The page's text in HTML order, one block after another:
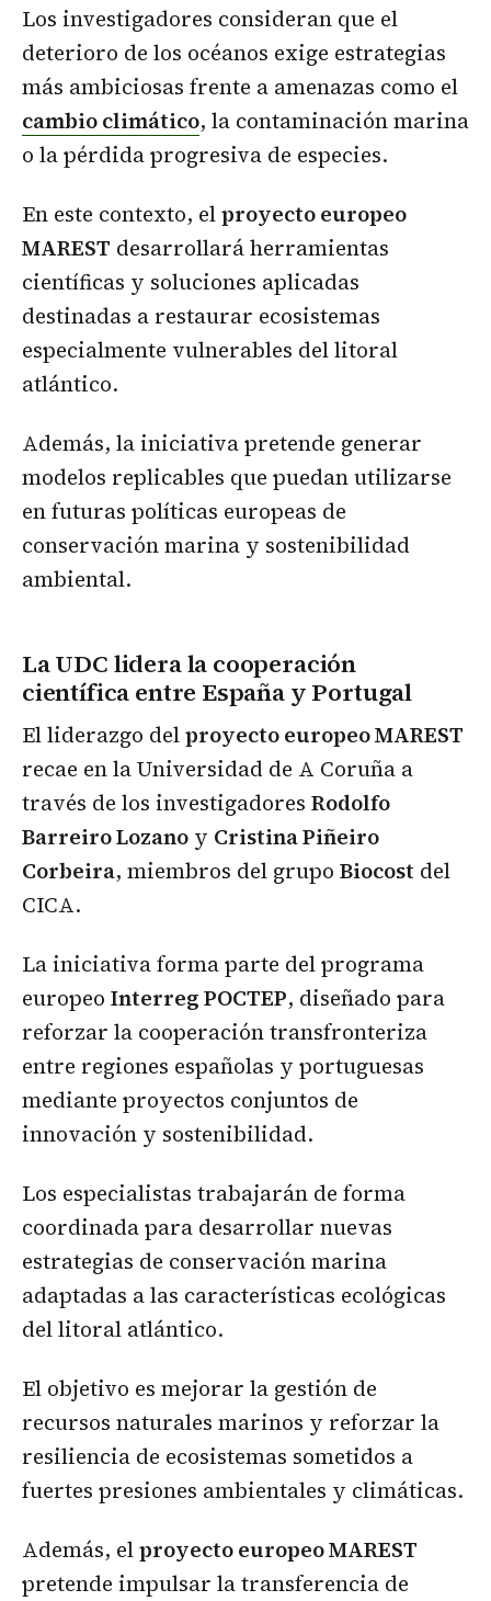
Los investigadores consideran que el
deterioro de los océanos exige estrategias
más ambiciosas frente a amenazas como el
cambio climático, la contaminación marina
o la pérdida progresiva de especies.
En este contexto, elproyecto europeo
MAREST desarrollará herramientas
científicas y soluciones aplicadas
destinadas a restaurar ecosistemas
especialmente vulnerables del litoral
atlántico.
Además, la iniciativa pretende generar
modelos replicables que puedan utilizarse
en futuras políticas europeas de
conservación marina y sostenibilidad
ambiental.
La UDC lidera la cooperación
científica entre España y Portugal
El liderazgo delproyecto europeo MAREST
recae en la Universidad de A Coruña a
través de los investigadores Rodolfo
Barreiro Lozano y Cristina Piñeiro
Corbeira, miembros del grupo Biocost del
CICA.
La iniciativa forma parte del programa
europeo Interreg POCTEP, diseñado para
reforzar la cooperación transfronteriza
entre regiones españolas y portuguesas
mediante proyectos conjuntos de
innovación y sostenibilidad.
Los especialistas trabajarán de forma
coordinada para desarrollar nuevas
estrategias de conservación marina
adaptadas a las características ecológicas
del litoral atlántico.
El objetivo es mejorar la gestión de
recursos naturales marinos y reforzar la
resiliencia de ecosistemas sometidos a
fuertes presiones ambientales y climáticas.
Además, elproyecto europeo MAREST
pretende impulsar la transferencia de